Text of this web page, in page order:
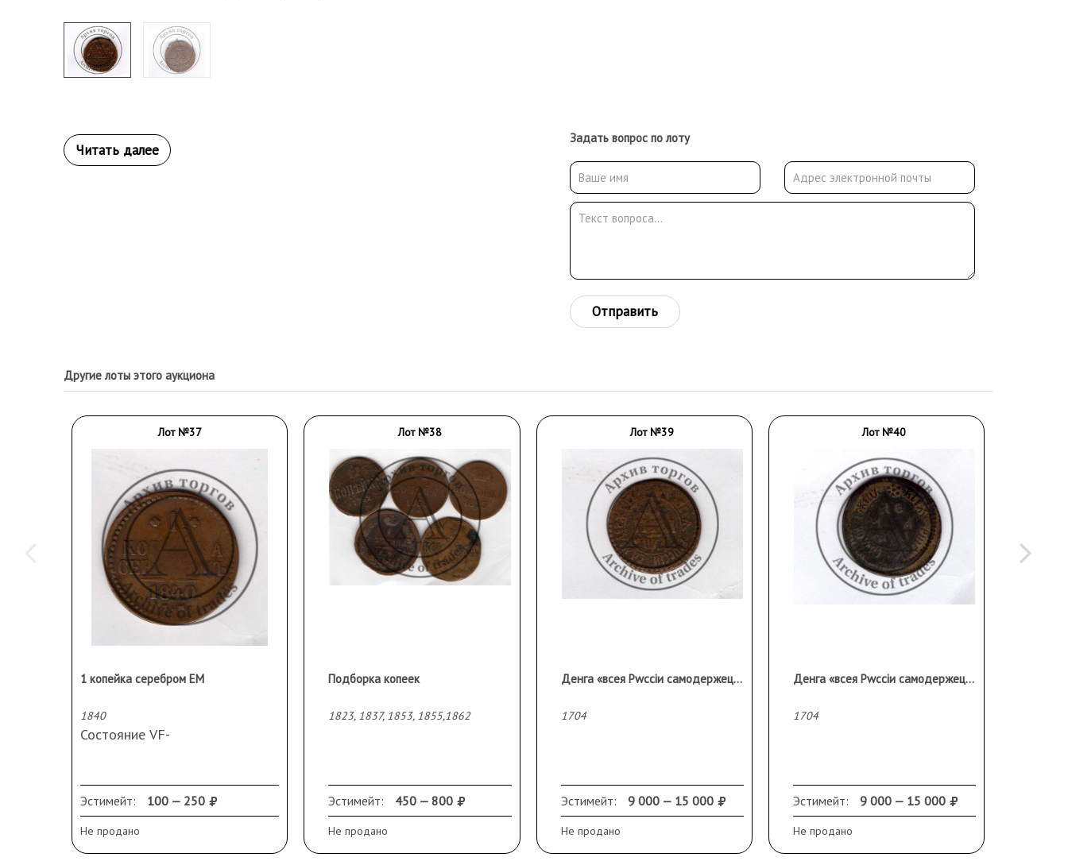
Задать вопрос по лоту
Отправить
Другие лоты этого аукциона
Лот №37
1 копейка серебром ЕМ
1840
Состояние VF-
Эстимейт: 100 — 250
Не продано
Лот №38
Подборка копеек
1823, 1837, 1853, 1855,1862
Эстимейт: 450 — 800
Не продано
Лот №39
Денга «всея Рwcciи самодержецъ». Над ДЕ розетка четыре лепестка
1704
Эстимейт: 9 000 — 15 000
Не продано
Лот №40
Денга «всея Рwcciи самодержецъ». Над ДЕ розетка шесть лепестков
1704
Эстимейт: 9 000 — 15 000
Не продано